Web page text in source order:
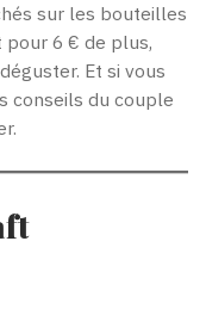
sur les bouteilles
6 € de plus,
Et si vous
conseils du couple